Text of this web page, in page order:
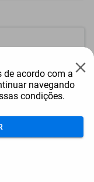
Calcular frete
de acordo com a
navegando
condições.